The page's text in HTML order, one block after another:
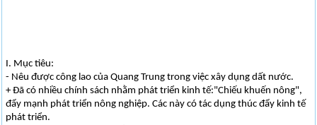
I. Mục tiêu:
- Nêu được công lao của Quang Trung trong việc xây dụng dất nước.
+ Đã có nhiều chính sách nhằm phát triển kinh tế:"Chiếu khuến nông",
đẩy mạnh phát triển nông nghiệp. Các này có tác dụng thúc đẩy kinh tế
phát triển.